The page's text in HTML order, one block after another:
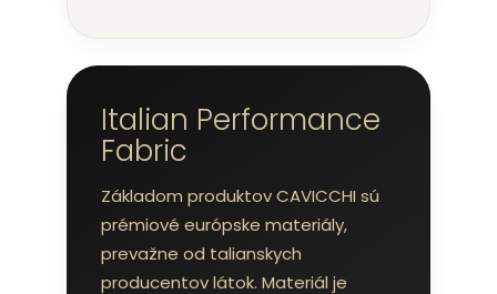
Italian Performance
Fabric
Základom produktov CAVICCHI sú
prémiové európske materiály,
prevažne od talianskych
producentov látok. Materiál je